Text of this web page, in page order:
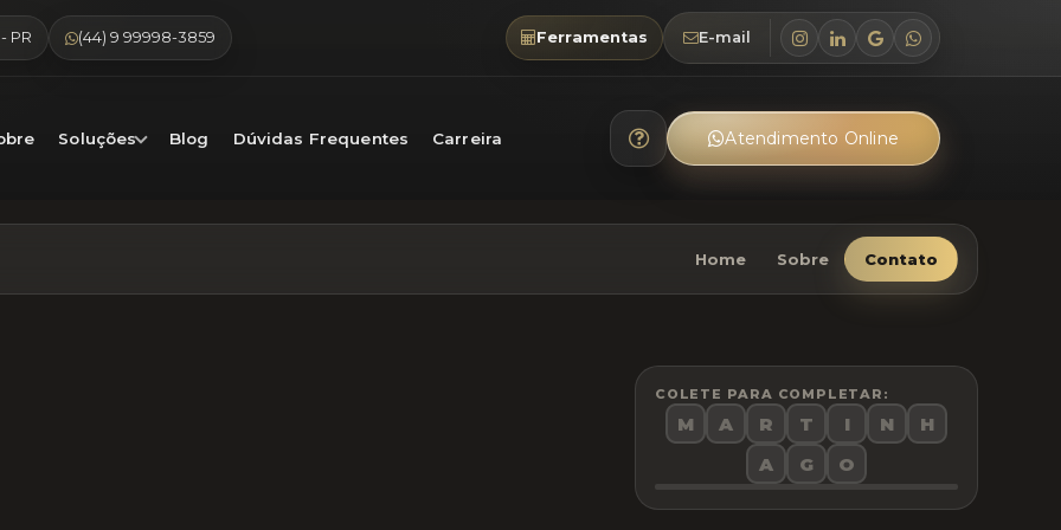
PR (44) 9 99998-3859 Ferramentas E-mail
Soluções Blog Dúvidas Frequentes Carreira Atendimento Online
Home Sobre Contato
COLETE PARA COMPLETAR:
M A R T I N
H
A
G O